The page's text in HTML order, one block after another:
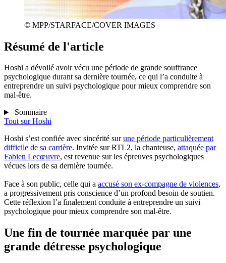
© MPP/STARFACE/COVER IMAGES
Résumé de l'article
Hoshi a dévoilé avoir vécu une période de grande souffrance
psychologique durant sa dernière tournée, ce qui l’a conduite à
entreprendre un suivi psychologique pour mieux comprendre son
mal-être.
Sommaire
Tout surHoshi
Hoshi s’est confiée avec sincérité surune période particulièrement
difficile de sa carrière. Invitée sur RTL2, la chanteuse, attaquée par
Fabien Lecœuvre, est revenue sur les épreuves psychologiques
vécues lors de sa dernière tournée.
Face à son public, celle qui a accusé son ex-compagne de violences,
a progressivement pris conscience d’un profond besoin de soutien.
Cette réflexion l’a finalement conduite à entreprendre un suivi
psychologique pour mieux comprendre son mal-être.
Une fin de tournée marquée par une
grande détresse psychologique